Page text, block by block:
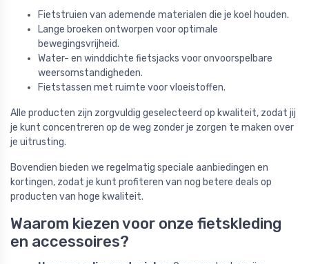
Fietstruien van ademende materialen die je koel houden.
Lange broeken ontworpen voor optimale
bewegingsvrijheid.
Water- en winddichte fietsjacks voor onvoorspelbare
weersomstandigheden.
Fietstassen met ruimte voor vloeistoffen.
Alle producten zijn zorgvuldig geselecteerd op kwaliteit, zodat jij
je kunt concentreren op de weg zonder je zorgen te maken over
je uitrusting.
Bovendien bieden we regelmatig speciale aanbiedingen en
kortingen, zodat je kunt profiteren van nog betere deals op
producten van hoge kwaliteit.
Waarom kiezen voor onze fietskleding
en accessoires?